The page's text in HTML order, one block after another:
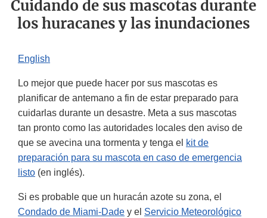
Cuidando de sus mascotas durante
los huracanes y las inundaciones
English
Lo mejor que puede hacer por sus mascotas es
planificar de antemano a fin de estar preparado para
cuidarlas durante un desastre. Meta a sus mascotas
tan pronto como las autoridades locales den aviso de
que se avecina una tormenta y tenga el kit de
preparación para su mascota en caso de emergencia
listo (en inglés).
Si es probable que un huracán azote su zona, el
Condado de Miami-Dade y el Servicio Meteorológico